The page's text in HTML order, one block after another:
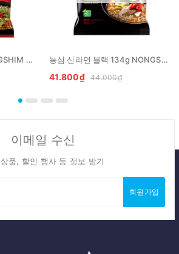
농심 신라면 120g NONGSHIM My Shin goi 농심 신라면 블랙 134g NONGSHIM My Shin den
41.800₫ 44.000₫
이메일 수신
품, 할인 행사 등 정보 받기
회원가입